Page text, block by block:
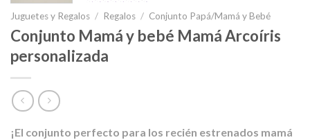
Juguetes y Regalos / Regalos / Conjunto Papá/Mamá y Bebé
Conjunto Mamá y bebé Mamá Arcoíris
personalizada
¡El conjunto perfecto para los recién estrenados mamá